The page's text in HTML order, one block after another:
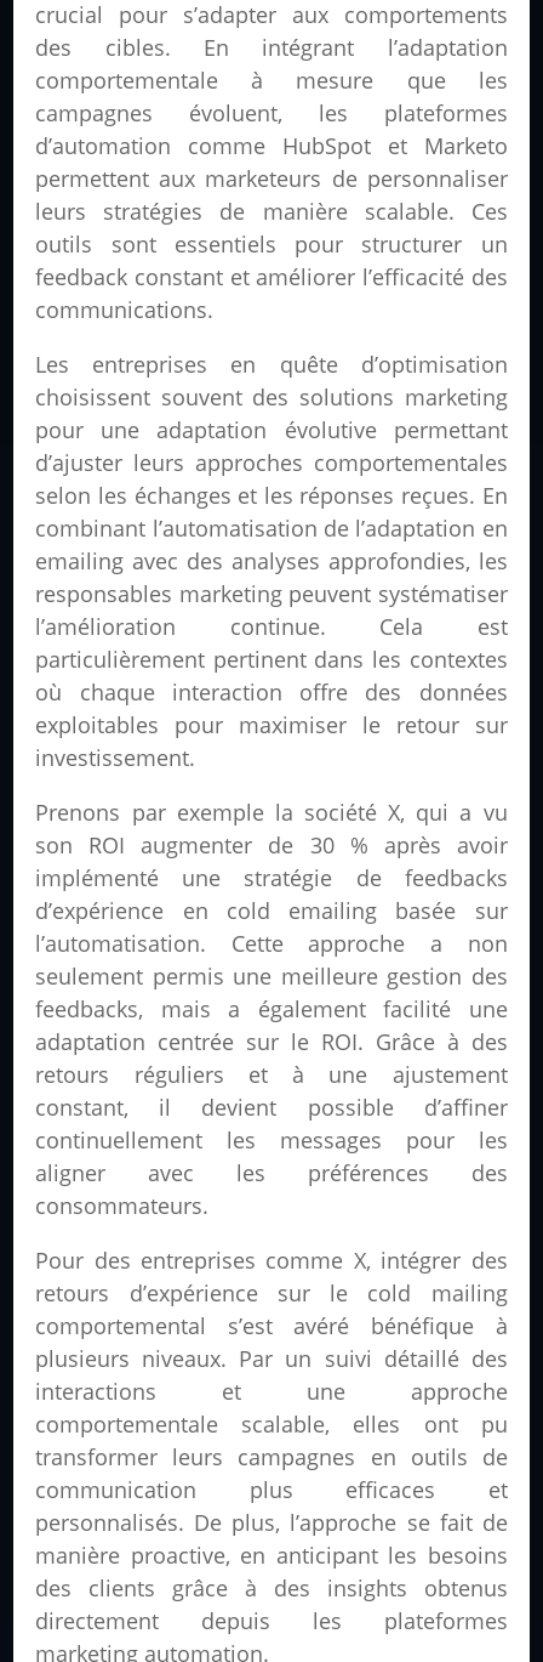
crucial pour s’adapter aux comportements
des cibles. En intégrant l’adaptation
comportementale à mesure que les
campagnes évoluent, les plateformes
d’automation comme HubSpot et Marketo
permettent aux marketeurs de personnaliser
leurs stratégies de manière scalable. Ces
outils sont essentiels pour structurer un
feedback constant et améliorer l’efficacité des
communications.
Les entreprises en quête d’optimisation
choisissent souvent des solutions marketing
pour une adaptation évolutive permettant
d’ajuster leurs approches comportementales
selon les échanges et les réponses reçues. En
combinant l’automatisation de l’adaptation en
emailing avec des analyses approfondies, les
responsables marketing peuvent systématiser
l’amélioration continue. Cela est
particulièrement pertinent dans les contextes
où chaque interaction offre des données
exploitables pour maximiser le retour sur
investissement.
Prenons par exemple la société X, qui a vu
son ROI augmenter de 30 % après avoir
implémenté une stratégie de feedbacks
d’expérience en cold emailing basée sur
l’automatisation. Cette approche a non
seulement permis une meilleure gestion des
feedbacks, mais a également facilité une
adaptation centrée sur le ROI. Grâce à des
retours réguliers et à une ajustement
constant, il devient possible d’affiner
continuellement les messages pour les
aligner avec les préférences des
consommateurs.
Pour des entreprises comme X, intégrer des
retours d’expérience sur le cold mailing
comportemental s’est avéré bénéfique à
plusieurs niveaux. Par un suivi détaillé des
interactions et une approche
comportementale scalable, elles ont pu
transformer leurs campagnes en outils de
communication plus efficaces et
personnalisés. De plus, l’approche se fait de
manière proactive, en anticipant les besoins
des clients grâce à des insights obtenus
directement depuis les plateformes
marketing automation.